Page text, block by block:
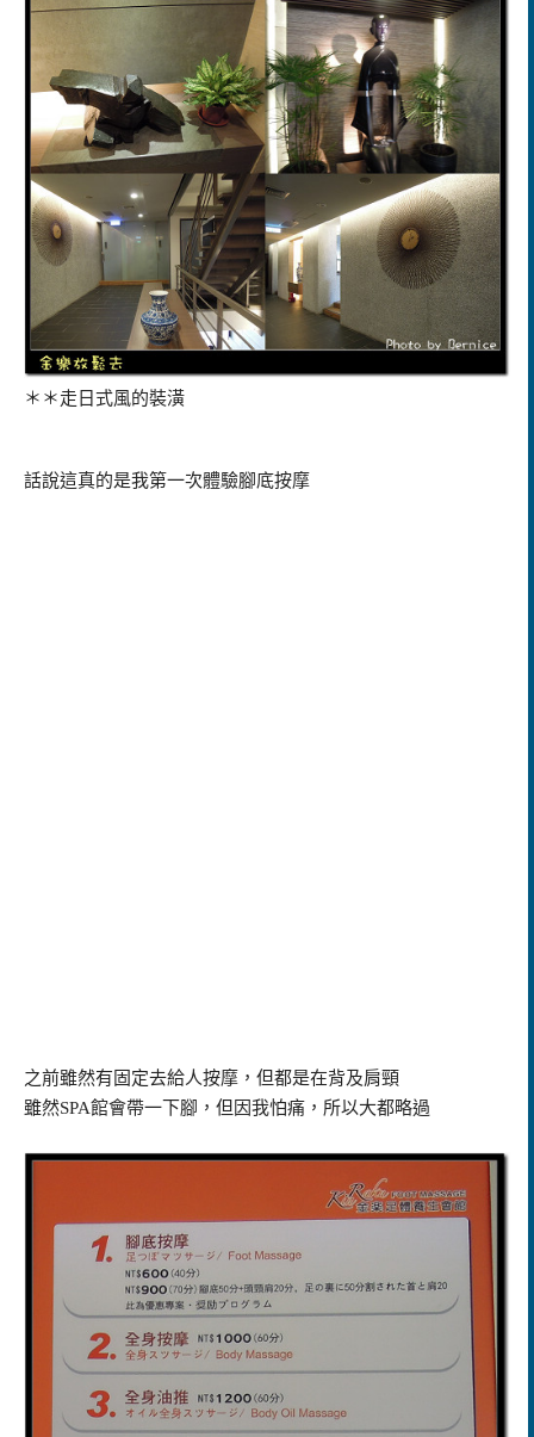
＊＊走日式風的裝潢
話說這真的是我第一次體驗腳底按摩
之前雖然有固定去給人按摩，但都是在背及肩頸
雖然SPA館會帶一下腳，但因我怕痛，所以大都略過